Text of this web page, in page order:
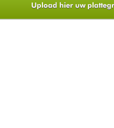
Upload hier uw